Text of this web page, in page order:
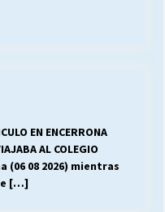
EN ENCERRONA
AL COLEGIO
(06 08 2026) mientras
[…]